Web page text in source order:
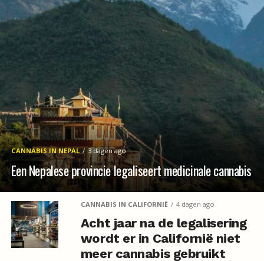
CANNABIS IN NEPAL 3 dagen ago
Een Nepalese provincie legaliseert medicinale cannabis
CANNABIS IN CALIFORNIË 4 dagen ago
Acht jaar na de legalisering
wordt er in Californië niet
meer cannabis gebruikt